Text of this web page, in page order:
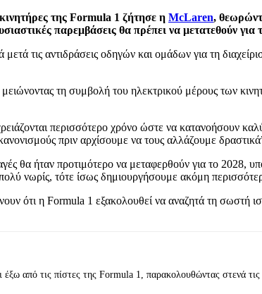
της Formula 1 ζήτησε η McLaren,
παρεμβάσεις θα πρέπει να μετατεθούν για
τις αντιδράσεις οδηγών και ομάδων για τη
μειώνοντας τη συμβολή του ηλεκτρικού μέρους των
περισσότερο χρόνο ώστε να κατανοήσουν
πριν αρχίσουμε να τους αλλάζουμε
θα ήταν προτιμότερο να μεταφερθούν για το 2028,
νωρίς, τότε ίσως δημιουργήσουμε ακόμη
ότι η Formula 1 εξακολουθεί να αναζητά τη σωστή
από τις πίστες της Formula 1, παρακολουθώντας στενά τις